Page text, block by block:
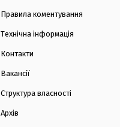
Правила коментування
Технічна інформація
Контакти
Вакансії
Структура власності
Архів